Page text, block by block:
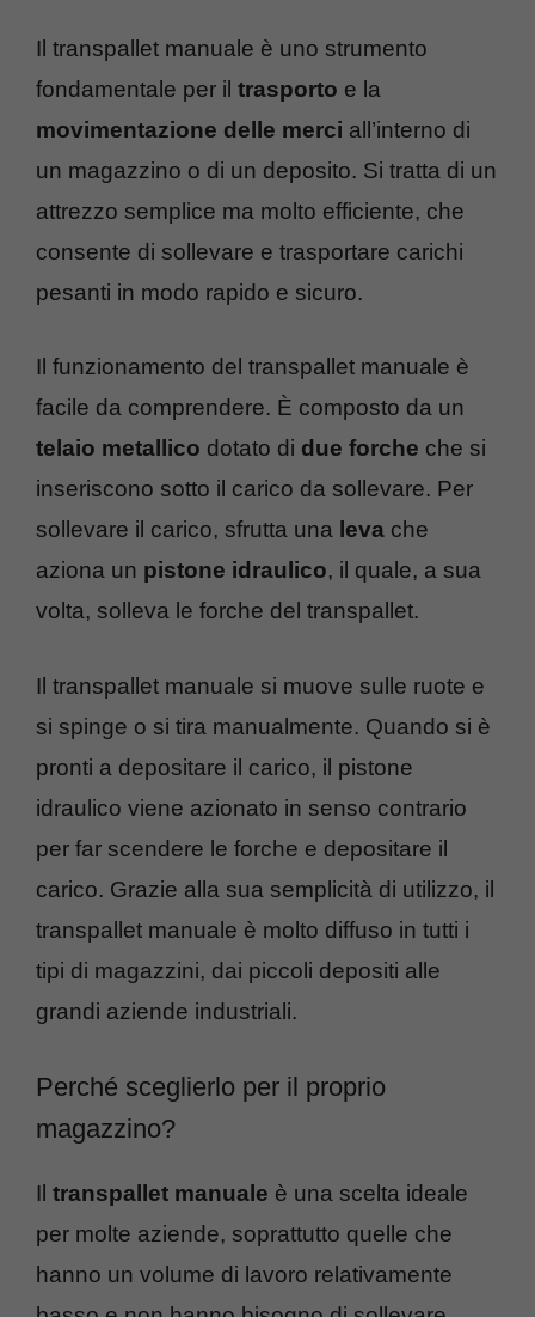
Il transpallet manuale è uno strumento
fondamentale per il trasporto e la
movimentazione delle merci all’interno di
un magazzino o di un deposito. Si tratta di un
attrezzo semplice ma molto efficiente, che
consente di sollevare e trasportare carichi
pesanti in modo rapido e sicuro.
Il funzionamento del transpallet manuale è
facile da comprendere. È composto da un
telaio metallico dotato di due forche che si
inseriscono sotto il carico da sollevare. Per
sollevare il carico, sfrutta una leva che
aziona un pistone idraulico, il quale, a sua
volta, solleva le forche del transpallet.
Il transpallet manuale si muove sulle ruote e
si spinge o si tira manualmente. Quando si è
pronti a depositare il carico, il pistone
idraulico viene azionato in senso contrario
per far scendere le forche e depositare il
carico. Grazie alla sua semplicità di utilizzo, il
transpallet manuale è molto diffuso in tutti i
tipi di magazzini, dai piccoli depositi alle
grandi aziende industriali.
Perché sceglierlo per il proprio
magazzino?
Il transpallet manuale è una scelta ideale
per molte aziende, soprattutto quelle che
hanno un volume di lavoro relativamente